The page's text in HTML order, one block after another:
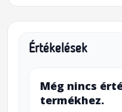
Értékelések
Még nincs
termékhez.